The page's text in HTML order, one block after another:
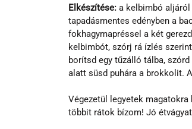
Elkészítése: a kelbimbó aljáról
tapadásmentes edényben a
fokhagymapréssel a két
kelbimbót, szórj rá ízlés
borítsd egy tűzálló tálba,
alatt süsd puhára a brokkolit.
Végezetül legyetek
többit rátok bízom! Jó